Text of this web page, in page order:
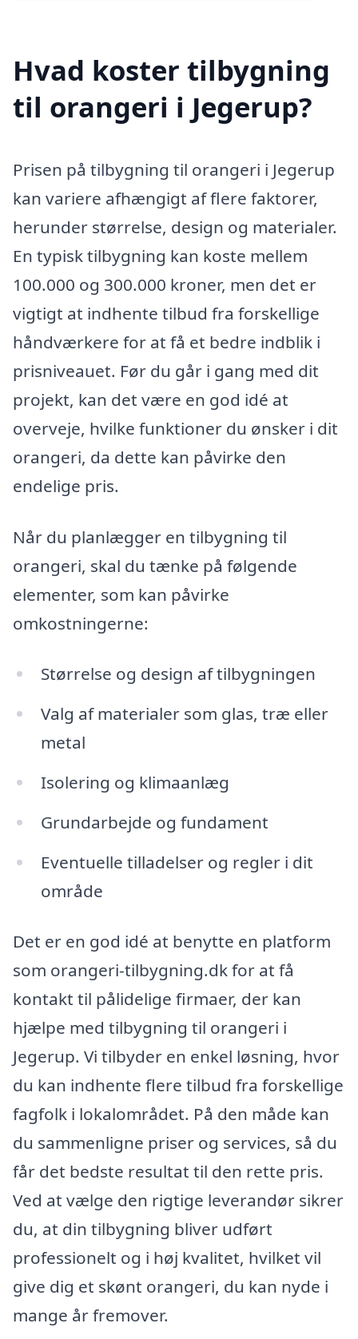
Hvad koster tilbygning
til orangeri i Jegerup?
Prisen på tilbygning til orangeri i Jegerup
kan variere afhængigt af flere faktorer,
herunder størrelse, design og materialer.
En typisk tilbygning kan koste mellem
100.000 og 300.000 kroner, men det er
vigtigt at indhente tilbud fra forskellige
håndværkere for at få et bedre indblik i
prisniveauet. Før du går i gang med dit
projekt, kan det være en god idé at
overveje, hvilke funktioner du ønsker i dit
orangeri, da dette kan påvirke den
endelige pris.
Når du planlægger en tilbygning til
orangeri, skal du tænke på følgende
elementer, som kan påvirke
omkostningerne:
Størrelse og design af tilbygningen
Valg af materialer som glas, træ eller
metal
Isolering og klimaanlæg
Grundarbejde og fundament
Eventuelle tilladelser og regler i dit
område
Det er en god idé at benytte en platform
som orangeri-tilbygning.dk for at få
kontakt til pålidelige firmaer, der kan
hjælpe med tilbygning til orangeri i
Jegerup. Vi tilbyder en enkel løsning, hvor
du kan indhente flere tilbud fra forskellige
fagfolk i lokalområdet. På den måde kan
du sammenligne priser og services, så du
får det bedste resultat til den rette pris.
Ved at vælge den rigtige leverandør sikrer
du, at din tilbygning bliver udført
professionelt og i høj kvalitet, hvilket vil
give dig et skønt orangeri, du kan nyde i
mange år fremover.